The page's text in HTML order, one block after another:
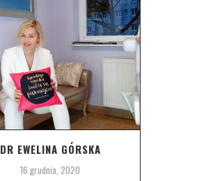
DR EWELINA GÓRSKA
16 grudnia, 2020